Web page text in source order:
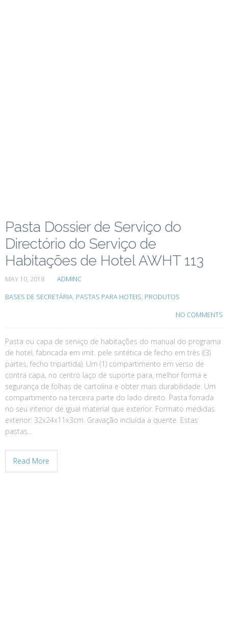
Pasta Dossier de Serviço do
Directório do Serviço de
Habitações de Hotel AWHT 113
MAY 10, 2018 ADMINC
BASES DE SECRETÁRIA, PASTAS PARA HOTEIS, PRODUTOS
NO COMMENTS
Pasta ou capa de serviço de habitações do manual do programa
de hotel, fabricada em imit. pele sintética de fecho em três ((3)
partes, fecho tripartida). Um (1) compartimento em verso de
contra capa, no centro laço de suporte para, melhor forma e
segurança de folhas de cartolina e obter mais durabilidade. Um
compartimento na terceira parte do lado direito. Pasta forrada
no seu interior de igual material que exterior. Formato medidas
exterior: 32x24x11x3cm. Gravação incluída a quente. Estas
pastas…
Read More